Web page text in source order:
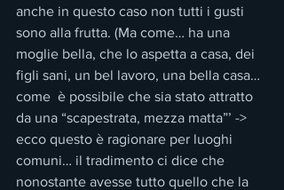
anche in questo caso non tutti i gusti
sono alla frutta. (Ma come… ha una
moglie bella, che lo aspetta a casa, dei
figli sani, un bel lavoro, una bella casa…
come  è possibile che sia stato attratto
da una “scapestrata, mezza matta”’ ->
ecco questo è ragionare per luoghi
comuni… il tradimento ci dice che
nonostante avesse tutto quello che la